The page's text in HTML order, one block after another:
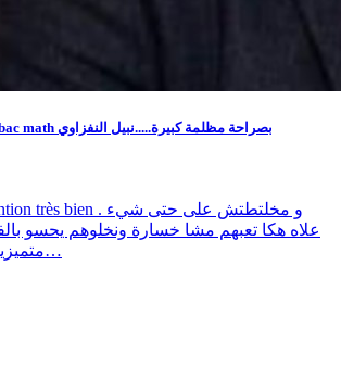
الي صار هذه السنة في bac math بصراحة مظلمة كبيرة.....نبيل النفزاوي
علاه هكا تعبهم مشا خسارة ونخلوهم يحسو
متميزين تعب عمر كامل و…